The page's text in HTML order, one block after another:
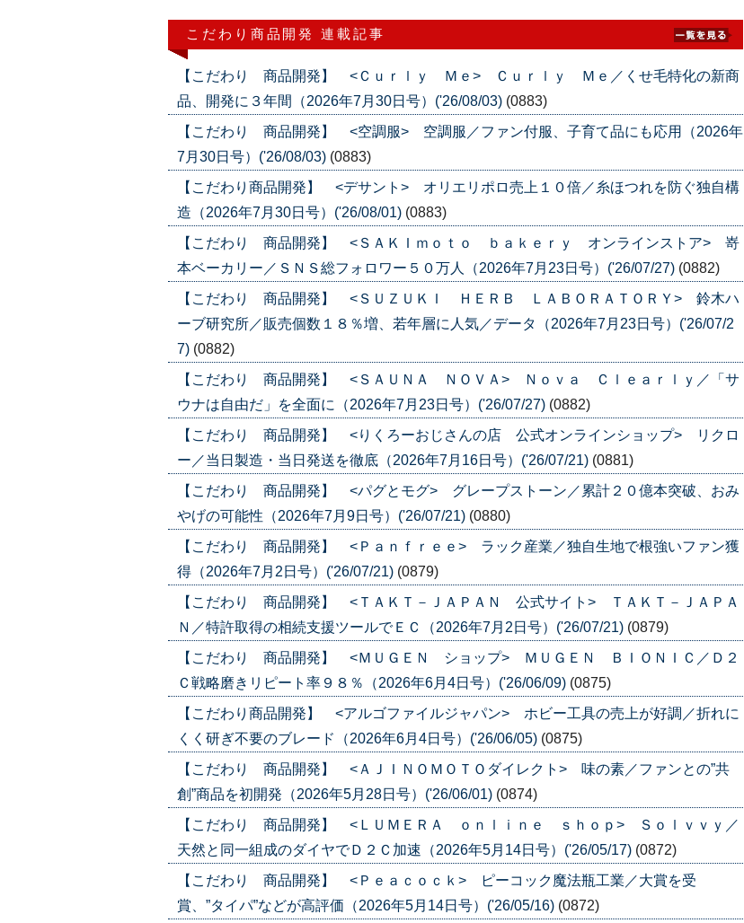
こだわり商品開発 連載記事
【こだわり 商品開発】 <Ｃｕｒｌｙ Ｍｅ> Ｃｕｒｌｙ Ｍｅ／くせ毛特化の新商
品、開発に３年間（2026年7月30日号）('26/08/03) (0883)
【こだわり 商品開発】 <空調服> 空調服／ファン付服、子育て品にも応用（2026年
7月30日号）('26/08/03) (0883)
【こだわり商品開発】 <デサント> オリエリポロ売上１０倍／糸ほつれを防ぐ独自構
造（2026年7月30日号）('26/08/01) (0883)
【こだわり 商品開発】 <ＳＡＫＩｍｏｔｏ ｂａｋｅｒｙ オンラインストア> 嵜
本ベーカリー／ＳＮＳ総フォロワー５０万人（2026年7月23日号）('26/07/27) (0882)
【こだわり 商品開発】 <ＳＵＺＵＫＩ ＨＥＲＢ ＬＡＢＯＲＡＴＯＲＹ> 鈴木ハ
ーブ研究所／販売個数１８％増、若年層に人気／データ（2026年7月23日号）('26/07/2
7) (0882)
【こだわり 商品開発】 <ＳＡＵＮＡ ＮＯＶＡ> Ｎｏｖａ Ｃｌｅａｒｌｙ／「サ
ウナは自由だ」を全面に（2026年7月23日号）('26/07/27) (0882)
【こだわり 商品開発】 <りくろーおじさんの店 公式オンラインショップ> リクロ
ー／当日製造・当日発送を徹底（2026年7月16日号）('26/07/21) (0881)
【こだわり 商品開発】 <パグとモグ> グレープストーン／累計２０億本突破、おみ
やげの可能性（2026年7月9日号）('26/07/21) (0880)
【こだわり 商品開発】 <Ｐａｎｆｒｅｅ> ラック産業／独自生地で根強いファン獲
得（2026年7月2日号）('26/07/21) (0879)
【こだわり 商品開発】 <ＴＡＫＴ－ＪＡＰＡＮ 公式サイト> ＴＡＫＴ－ＪＡＰＡ
Ｎ／特許取得の相続支援ツールでＥＣ（2026年7月2日号）('26/07/21) (0879)
【こだわり 商品開発】 <ＭＵＧＥＮ ショップ> ＭＵＧＥＮ ＢＩＯＮＩＣ／Ｄ２
Ｃ戦略磨きリピート率９８％（2026年6月4日号）('26/06/09) (0875)
【こだわり商品開発】 <アルゴファイルジャパン> ホビー工具の売上が好調／折れに
くく研ぎ不要のブレード（2026年6月4日号）('26/06/05) (0875)
【こだわり 商品開発】 <ＡＪＩＮＯＭＯＴＯダイレクト> 味の素／ファンとの”共
創”商品を初開発（2026年5月28日号）('26/06/01) (0874)
【こだわり 商品開発】 <ＬＵＭＥＲＡ ｏｎｌｉｎｅ ｓｈｏｐ> Ｓｏｌｖｖｙ／
天然と同一組成のダイヤでＤ２Ｃ加速（2026年5月14日号）('26/05/17) (0872)
【こだわり 商品開発】 <Ｐｅａｃｏｃｋ> ピーコック魔法瓶工業／大賞を受
賞、”タイパ”などが高評価（2026年5月14日号）('26/05/16) (0872)